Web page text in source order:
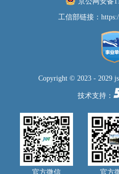
工信部链接：
Copyright © 2023 - 2029
技术支持：
官方微信 官方